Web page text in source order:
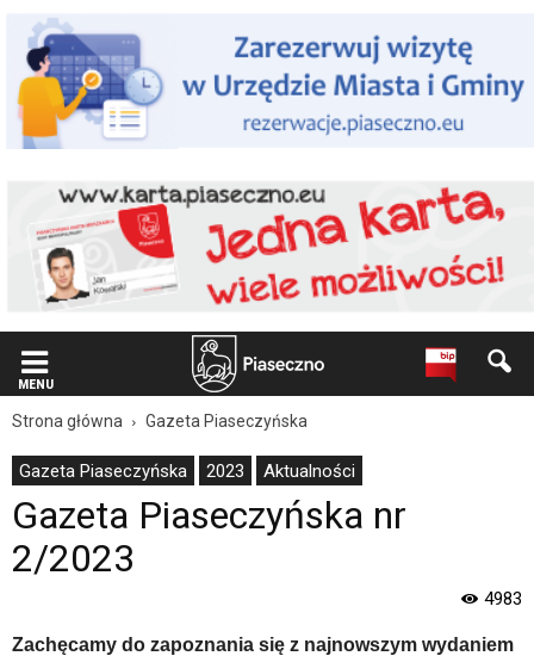
użytkowników
czytników
ekranowych Znajdujesz
się
podstronie
Piaseczyńska
2/2023
Oficjalna
strona
Miasta
Piaseczno".
Strona
jest
pozwalające
MENU
Strona główna Gazeta Piaseczyńska
Gazeta Piaseczyńska 2023 Aktualności
Gazeta Piaseczyńska nr
2/2023
4983
Zachęcamy do zapoznania się z najnowszym wydaniem